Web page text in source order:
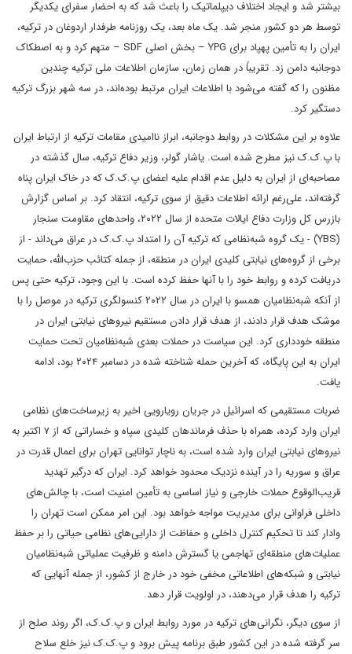
بیشتر شد و ایجاد اختلاف دیپلماتیک را باعث شد که به احضار سفرای یکدیگر
توسط هر دو کشور منجر شد. یک ماه بعد، یک روزنامه طرفدار اردوغان در ترکیه،
ایران را به تأمین پهپاد برای YPG – بخش اصلی SDF – متهم کرد و به اصطکاک
دوجانبه دامن زد. تقریباً در همان زمان، سازمان اطلاعات ملی ترکیه چندین
مظنون را که گفته می‌شود با اطلاعات ایران مرتبط بوده‌اند، در سه شهر بزرگ ترکیه
دستگیر کرد.
علاوه بر این مشکلات در روابط دوجانبه، ابراز ناامیدی مقامات ترکیه از ارتباط ایران
با پ.ک.ک نیز مطرح شده است. یاشار گولر، وزیر دفاع ترکیه، سال گذشته در
مصاحبه‌ای از ایران به دلیل عدم اقدام علیه اعضای پ.ک.ک که در خاک ایران پناه
گرفته‌اند، علی‌رغم ارائه اطلاعات دقیق از سوی ترکیه، انتقاد کرد. بر اساس گزارش
بازرس کل وزارت دفاع ایالات متحده از سال ۲۰۲۲، واحدهای مقاومت سنجار
(YBS) - یک گروه شبه‌نظامی که ترکیه آن را امتداد پ.ک.ک در عراق می‌داند - از
برخی از گروه‌های نیابتی کلیدی ایران در منطقه، از جمله کتائب حزب‌الله، حمایت
دریافت کرده و روابط خود را با آنها حفظ کرده است. با این وجود، ترکیه حتی پس
از آنکه شبه‌نظامیان همسو با ایران در سال ۲۰۲۲ کنسولگری ترکیه در موصل را با
موشک هدف قرار دادند، از هدف قرار دادن مستقیم نیروهای نیابتی ایران در
منطقه خودداری کرد. این سیاست در حملات بعدی شبه‌نظامیان تحت حمایت
ایران به این پایگاه، که آخرین حمله شناخته شده در دسامبر ۲۰۲۴ بود، ادامه
یافت.
ضربات مستقیمی که اسرائیل در جریان رویارویی اخیر به زیرساخت‌های نظامی
ایران وارد کرده، همراه با حذف فرماندهان کلیدی سپاه و خساراتی که از ۷ اکتبر به
نیروهای نیابتی ایران وارد شده است، به ناچار توانایی تهران برای اعمال قدرت در
عراق و سوریه را در آینده نزدیک محدود خواهد کرد. ایران که درگیر تهدید
قریب‌الوقوع حملات خارجی و نیاز اساسی به تأمین امنیت است، با چالش‌های
داخلی فراوانی برای مدیریت مواجه خواهد بود. این امر ممکن است تهران را
وادار کند تا تحکیم کنترل داخلی و حفاظت از دارایی‌های نظامی حیاتی را بر حفظ
عملیات‌های منطقه‌ای تهاجمی یا گسترش دامنه و ظرفیت عملیاتی شبه‌نظامیان
نیابتی و شبکه‌های اطلاعاتی مخفی خود در خارج از کشور، از جمله آنهایی که
ترکیه را هدف قرار می‌دهند، در اولویت قرار دهد.
از سوی دیگر، نگرانی‌های ترکیه در مورد روابط ایران و پ.ک.ک، اگر روند صلح از
سر گرفته شده در این کشور طبق برنامه پیش برود و پ.ک.ک نیز خلع سلاح